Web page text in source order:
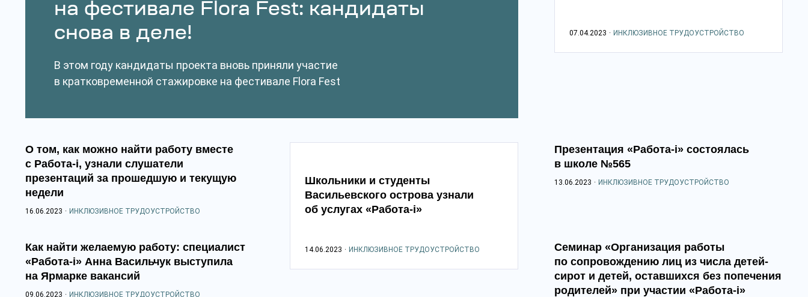
на фестивале Flora Fest: кандидаты
снова в деле!
В этом году кандидаты проекта вновь приняли участие
в кратковременной стажировке на фестивале Flora Fest
07.04.2023 · ИНКЛЮЗИВНОЕ ТРУДОУСТРОЙСТВО
О том, как можно найти работу вместе
с Работа-i, узнали слушатели
презентаций за прошедшую и текущую
недели
16.06.2023 · ИНКЛЮЗИВНОЕ ТРУДОУСТРОЙСТВО
Школьники и студенты
Васильевского острова узнали
об услугах «Работа-i»
14.06.2023 · ИНКЛЮЗИВНОЕ ТРУДОУСТРОЙСТВО
Презентация «Работа-i» состоялась
в школе №565
13.06.2023 · ИНКЛЮЗИВНОЕ ТРУДОУСТРОЙСТВО
Как найти желаемую работу: специалист
«Работа-i» Анна Васильчук выступила
на Ярмарке вакансий
09.06.2023 · ИНКЛЮЗИВНОЕ ТРУДОУСТРОЙСТВО
Семинар «Организация работы
по сопровождению лиц из числа детей-
сирот и детей, оставшихся без попечения
родителей» при участии «Работа-i»